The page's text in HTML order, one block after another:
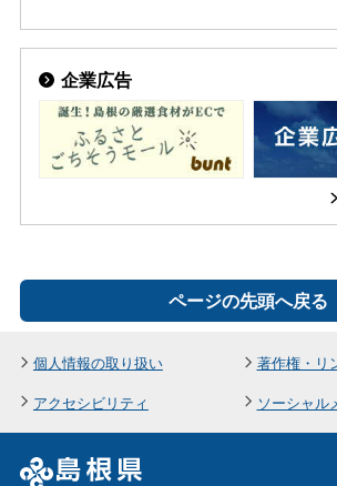
企業広告
ページの先頭へ戻る
個人情報の取り扱い
著作権・リ
アクセシビリティ
ソーシャル